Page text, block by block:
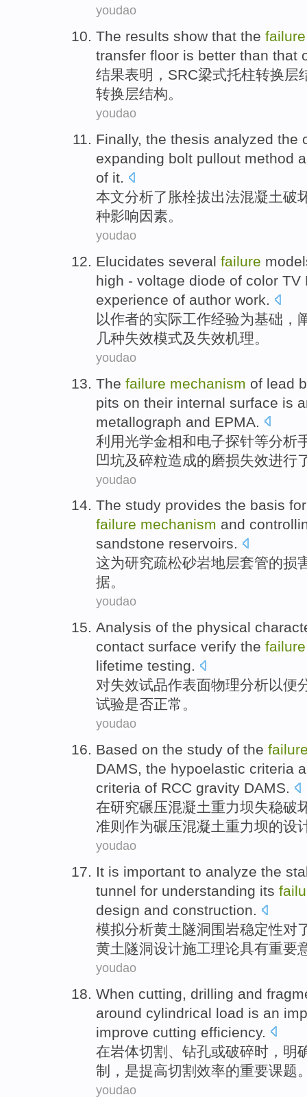
youdao
The results show that the failure
transfer floor is better than that
结果表明 ， SRC梁式托柱转换层
转换层结构。
youdao
Finally, the thesis analyzed the
expanding bolt pullout method
of it.
本文分析了 胀栓拔出法混凝土破
种影响因素。
youdao
Elucidates several failure
high - voltage diode of color TV
experience of author work.
以作者的实际工作经验为基础 ，
几种失效模式及 失效机理。
youdao
The failure mechanism of lead
pits on their internal surface is
metallograph and EPMA
利用光学金相和电子探针等分析
凹坑及碎粒造成的磨损失效进行
youdao
The study provides the basis for
failure mechanism and
sandstone reservoirs.
这为研究疏松砂岩地层套管的损
据。
youdao
Analysis of the physical
contact surface verify the
lifetime testing.
对失效试品作表面物理分析以便
试验是否正常。
youdao
Based on the study of the
DAMS, the hypoelastic criteria
criteria of RCC gravity DAMS.
在研究碾压混凝土重力坝失稳破
准则 作为碾压混凝土重力坝的设
youdao
It is important to analyze the
tunnel for understanding its
design and construction.
模拟分析黄土隧洞 围岩稳定性对
黄土隧洞设计施工理论具有重要
youdao
When cutting drilling and
around cylindrical load is an
improve cutting efficiency.
在岩体切割 钻孔或破碎时，明
制 ， 是提高切割效率的重要课题
youdao